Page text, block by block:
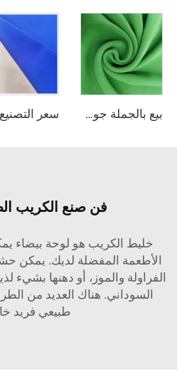
بيع بالجملة جورجيت بيبي دول شيفون خالص 75D 100gsm للفساتين
فن صنع الكريب
خليط الكريب هو لوحة بيضاء
الأطعمة المفضلة لديك. يمكن
الفراولة والموز، أو دهنها بشيء
السوداني. هناك العديد من
طبيعي فريد